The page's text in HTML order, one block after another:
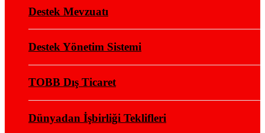
Destek Mevzuatı
Destek Yönetim Sistemi
TOBB Dış Ticaret
Dünyadan İşbirliği Teklifleri